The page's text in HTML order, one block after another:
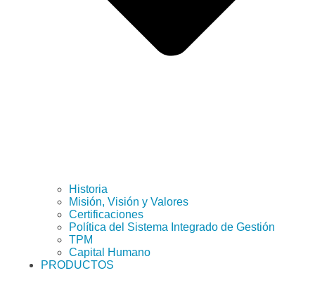
Historia
Misión, Visión y Valores
Certificaciones
Política del Sistema Integrado de Gestión
TPM
Capital Humano
PRODUCTOS